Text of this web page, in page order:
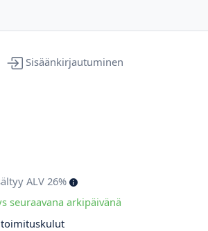
Sisäänkirjautuminen
ALV 26%
seuraavana arkipäivänä
toimituskulut